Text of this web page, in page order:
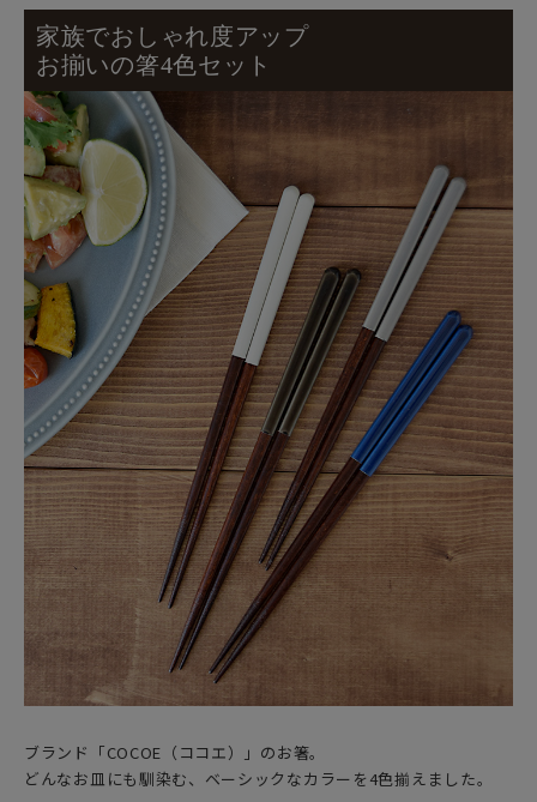
家族でおしゃれ度アップ
お揃いの箸4色セット
ブランド「COCOE（ココエ）」のお箸。
どんなお皿にも馴染む、ベーシックなカラーを4色揃えました。